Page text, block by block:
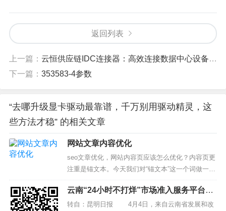
返回列表
上一篇： 云恒供应链IDC连接器：高效连接数据中心设备的关键
下一篇： 353583-4参数
“去哪升级显卡驱动最靠谱，千万别用驱动精灵，这
些方法才稳” 的相关文章
网站文章内容优化
seo文章优化，网站内容页应该怎么优化？内容页更
注重是锚文本。今天我们对“锚文本”这一个词做一个
解释，可能有许多人还不清楚这个词的含义，接下
来跟大家说说seo网站内容优化为何要使用锚文本，
锚文本有哪些作用。 一，什么是锚文本。 锚文本属
云南“24小时不打烊”市场准入服务平台建
设启动
转自：昆明日报 4月4日，来自云南省发展和改